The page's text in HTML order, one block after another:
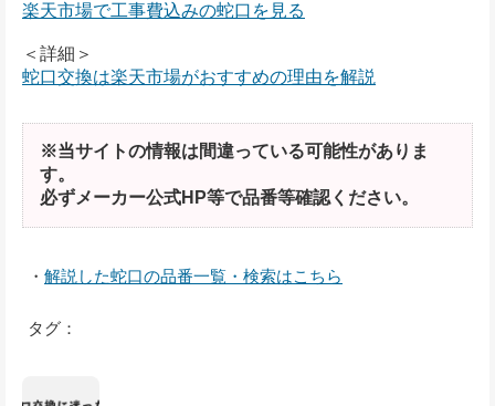
楽天市場で工事費込みの蛇口を見る
＜詳細＞
蛇口交換は楽天市場がおすすめの理由を解説
※当サイトの情報は間違っている可能性がありま
す。
必ずメーカー公式HP等で品番等確認ください。
・ 解説した蛇口の品番一覧・検索はこちら
タグ：